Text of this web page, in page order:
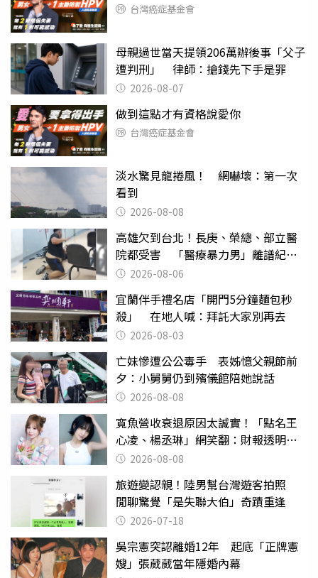
台灣癌症基金會
母親過世當天提領206萬辦後事「父子
遭判刑」 律師：搶錢先下手是罪
2026-08-07
做到這點才有資格說愛你
台灣癌症基金會
淡水驚見龍捲風！ 網嚇壞：第一次
看到
2026-08-08
高雄欠到台北！長庚、榮總、部立醫
院都受害 「醫療暴力男」離譜紀錄
曝光2026-08-06
宜蘭伴手禮名店「開門5分鐘麵包秒
殺」 在地人喊：拜託大家別再去
2026-08-03
亡妹慘遭公公毒手 表姊憶父親節前
夕：小舅舅仍到殯儀館陪她說話
2026-08-08
寬魚營收衰退原因太誠實！「點名王
心凌、楊丞琳」網笑翻：財報透明度
滿分2026-08-08
旅遊變認親！陸男幫台灣遊客拍照
閒聊驚覺「是失聯大伯」奇蹟重逢
2026-07-18
吳宗憲突認離婚12年 起底「正牌憲
嫂」張葳葳當年隱婚內幕